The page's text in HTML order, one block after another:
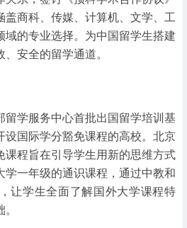
盖商科、传媒、计算机、文学、工
域的专业选择。为中国留学生搭建
安全的留学通道。
留学服务中心首批出国留学培训基
设国际学分豁免课程的高校。北京
课程旨在引导学生用新的思维方式
学一年级的通识课程，通过中教和
让学生全面了解国外大学课程特